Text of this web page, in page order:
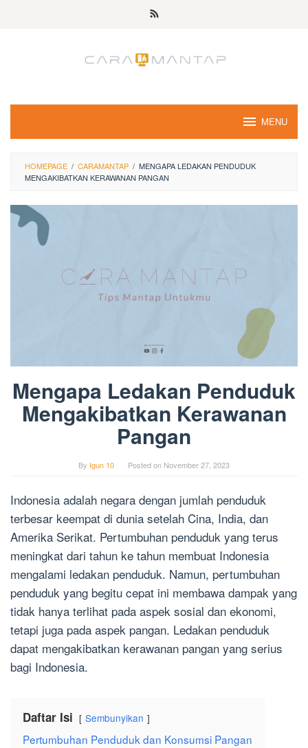
MENU
HOMEPAGE / CARAMANTAP / MENGAPA LEDAKAN PENDUDUK
MENGAKIBATKAN KERAWANAN PANGAN
Mengapa Ledakan Penduduk
Mengakibatkan Kerawanan
Pangan
By Igun 10 Posted on November 27, 2023
Indonesia adalah negara dengan jumlah penduduk
terbesar keempat di dunia setelah Cina, India, dan
Amerika Serikat. Pertumbuhan penduduk yang terus
meningkat dari tahun ke tahun membuat Indonesia
mengalami ledakan penduduk. Namun, pertumbuhan
penduduk yang begitu cepat ini membawa dampak yang
tidak hanya terlihat pada aspek sosial dan ekonomi,
tetapi juga pada aspek pangan. Ledakan penduduk
dapat mengakibatkan kerawanan pangan yang serius
bagi Indonesia.
Daftar Isi Sembunyikan
Pertumbuhan Penduduk dan Konsumsi Pangan